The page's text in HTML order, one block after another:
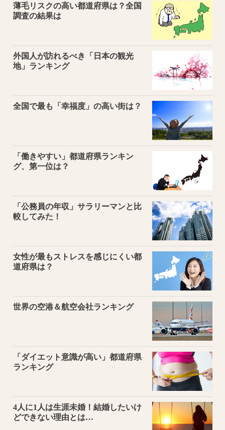
薄毛リスクの高い都道府県は？全国
調査の結果は
外国人が訪れるべき「日本の観光
地」ランキング
全国で最も「幸福度」の高い街は？
「働きやすい」都道府県ランキン
グ、第一位は？
「公務員の年収」サラリーマンと比
較してみた！
女性が最もストレスを感じにくい都
道府県は？
世界の空港＆航空会社ランキング
「ダイエット意識が高い」都道府県
ランキング
4人に1人は生涯未婚！結婚したいけ
どできない理由とは…